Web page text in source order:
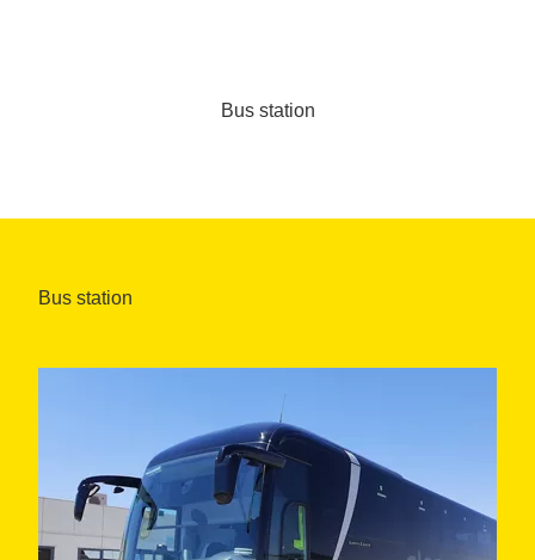
Bus station
Bus station